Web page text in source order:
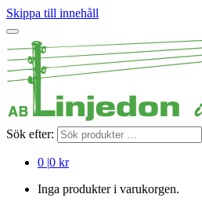
Skippa till innehåll
Sök efter:
0 |0 kr
Inga produkter i varukorgen.